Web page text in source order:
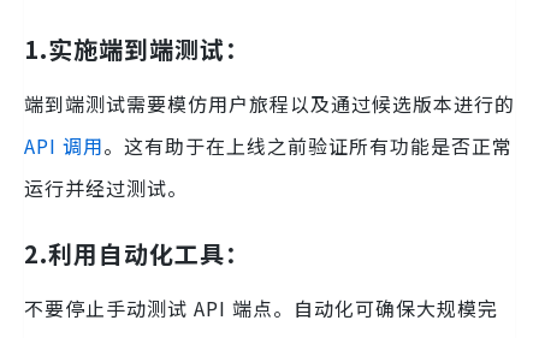
1.实施端到端测试：
端到端测试需要模仿用户旅程以及通过候选版本进行的
API 调用。这有助于在上线之前验证所有功能是否正常
运行并经过测试。
2.利用自动化工具：
不要停止手动测试 API 端点。自动化可确保大规模完